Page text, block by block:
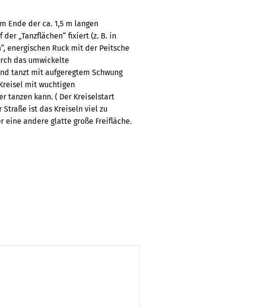
Ende der ca. 1,5 m langen
„Tanzflächen“ fixiert (z. B. in
energischen Ruck mit der Peitsche
das umwickelte
tanzt mit aufgeregtem Schwung
mit wuchtigen
tanzen kann. ( Der Kreiselstart
ist das Kreiseln viel zu
eine andere glatte große Freifläche.